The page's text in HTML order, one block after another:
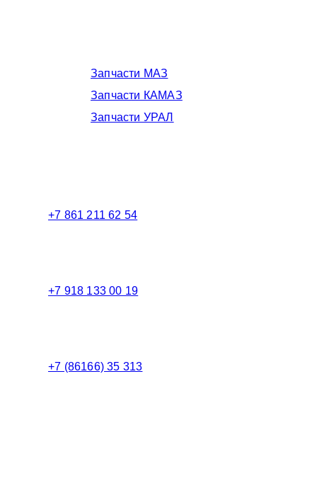
Запчасти МАЗ
Запчасти КАМАЗ
Запчасти УРАЛ
+7 861 211 62 54
+7 918 133 00 19
+7 (86166) 35 313